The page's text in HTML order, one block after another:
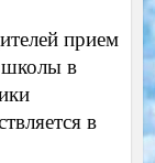
прием
школы в
в